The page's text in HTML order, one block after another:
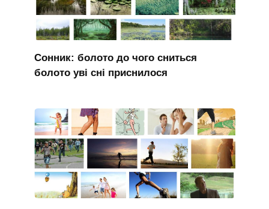
Сонник: болото до чого сниться
болото уві сні приснилося